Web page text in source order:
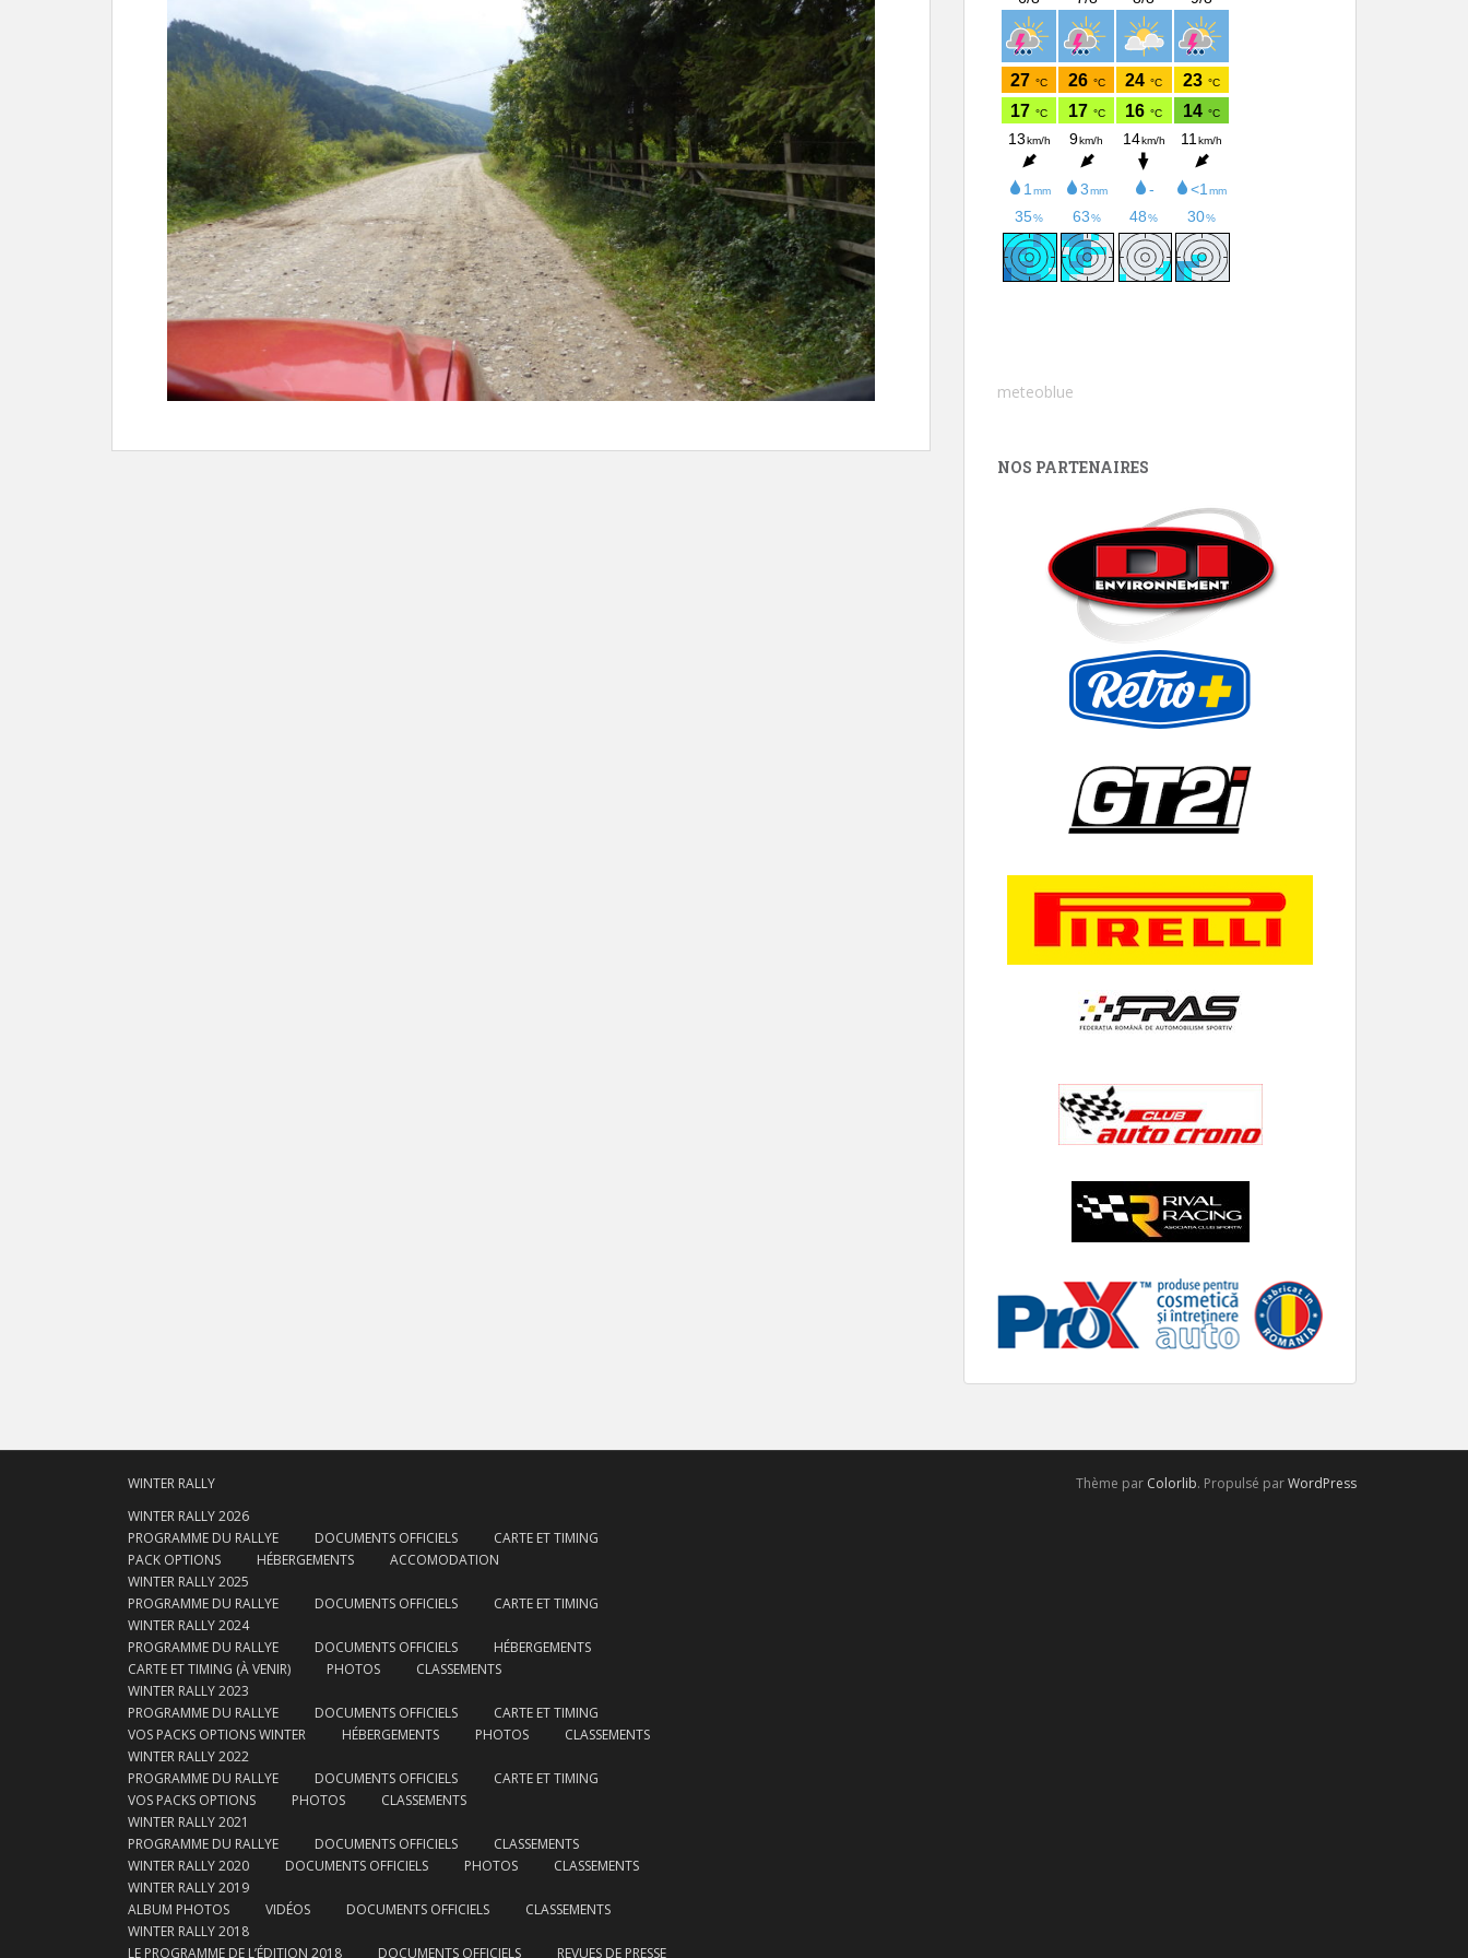
meteoblue
NOS PARTENAIRES
WINTER RALLY
WINTER RALLY 2026
PROGRAMME DU RALLYE
DOCUMENTS OFFICIELS
CARTE ET TIMING
PACK OPTIONS
HÉBERGEMENTS
ACCOMODATION
WINTER RALLY 2025
PROGRAMME DU RALLYE
DOCUMENTS OFFICIELS
CARTE ET TIMING
WINTER RALLY 2024
PROGRAMME DU RALLYE
DOCUMENTS OFFICIELS
HÉBERGEMENTS
CARTE ET TIMING (À VENIR)
PHOTOS
CLASSEMENTS
WINTER RALLY 2023
PROGRAMME DU RALLYE
DOCUMENTS OFFICIELS
CARTE ET TIMING
VOS PACKS OPTIONS WINTER
HÉBERGEMENTS PHOTOS
CLASSEMENTS
WINTER RALLY 2022
PROGRAMME DU RALLYE
DOCUMENTS OFFICIELS
CARTE ET TIMING
VOS PACKS OPTIONS
PHOTOS
CLASSEMENTS
WINTER RALLY 2021
PROGRAMME DU RALLYE
DOCUMENTS OFFICIELS
CLASSEMENTS
WINTER RALLY 2020
DOCUMENTS OFFICIELS PHOTOS
CLASSEMENTS
WINTER RALLY 2019
ALBUM PHOTOS
VIDÉOS DOCUMENTS OFFICIELS
CLASSEMENTS
WINTER RALLY 2018
LE PROGRAMME DE L’ÉDITION 2018
DOCUMENTS OFFICIELS REVUES DE PRESSE
Thème par Colorlib. Propulsé parWordPress